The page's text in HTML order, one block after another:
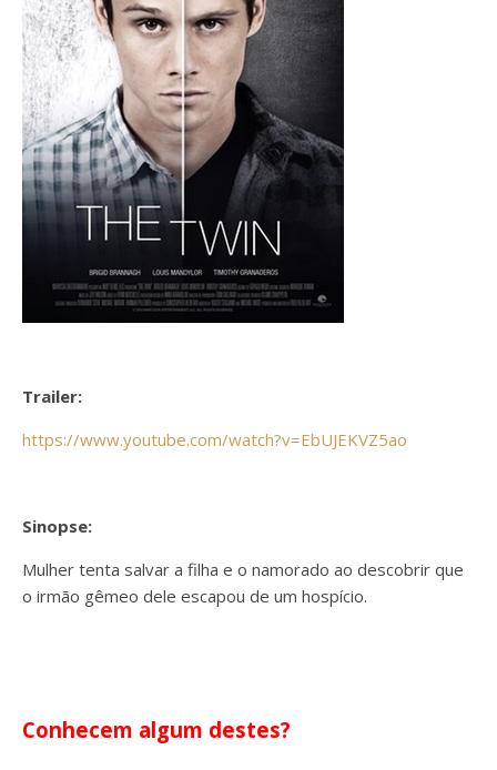
Trailer:
https://www.youtube.com/watch?v=EbUJEKVZ5ao
Sinopse:
Mulher tenta salvar a filha e o namorado ao descobrir que
o irmão gêmeo dele escapou de um hospício.
Conhecem algum destes?